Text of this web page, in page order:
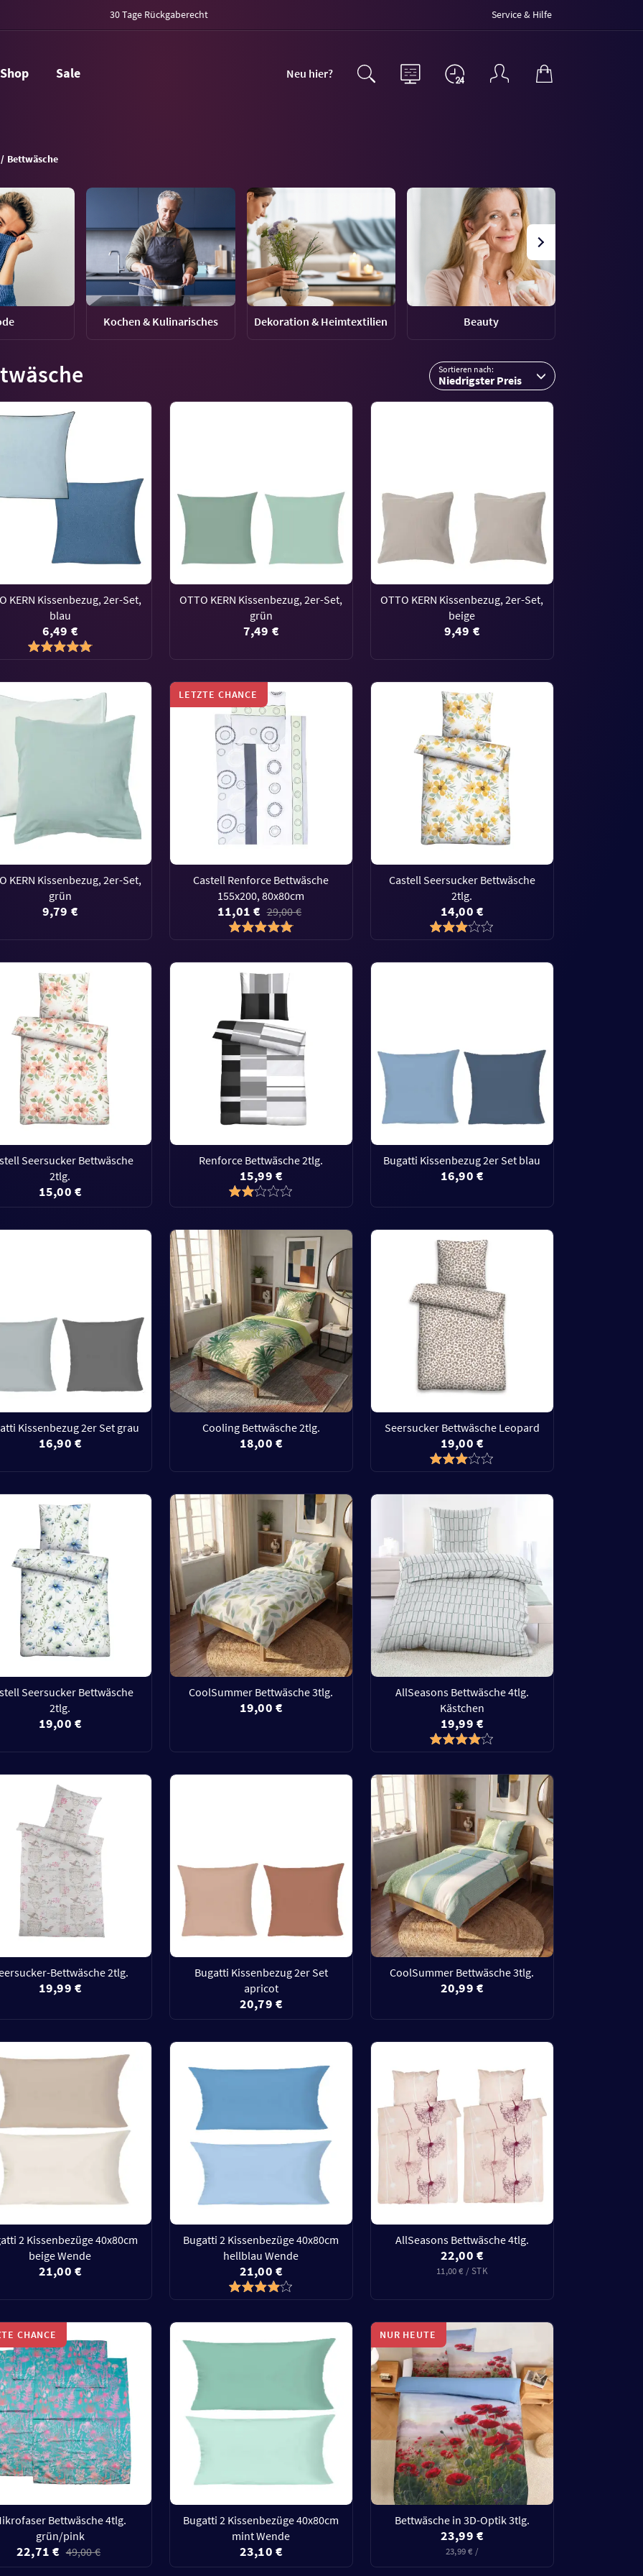
30 Tage Rückgaberecht Service & Hilfe
Shop Sale Neu hier?
Bettwäsche
Kochen & Kulinarisches Dekoration & Heimtextilien Beauty
Sortieren nach:
Niedrigster Preis
KERN Kissenbezug, 2er-Set,
blau
6,49 €
OTTO KERN Kissenbezug, 2er-Set,
grün
7,49 €
OTTO KERN Kissenbezug, 2er-Set,
beige
9,49 €
KERN Kissenbezug, 2er-Set,
grün
9,79 €
LETZTE CHANCE
Castell Renforce Bettwäsche
155x200, 80x80cm
11,01 € 29,00 €
Castell Seersucker Bettwäsche
2tlg.
14,00 €
Seersucker Bettwäsche
2tlg.
15,00 €
Renforce Bettwäsche 2tlg.
15,99 €
Bugatti Kissenbezug 2er Set blau
16,90 €
Kissenbezug 2er Set grau
16,90 €
Cooling Bettwäsche 2tlg.
18,00 €
Seersucker Bettwäsche Leopard
19,00 €
Seersucker Bettwäsche
2tlg.
19,00 €
CoolSummer Bettwäsche 3tlg.
19,00 €
AllSeasons Bettwäsche 4tlg.
Kästchen
19,99 €
Bettwäsche 2tlg.
19,99 €
Bugatti Kissenbezug 2er Set
apricot
20,79 €
CoolSummer Bettwäsche 3tlg.
20,99 €
2 Kissenbezüge 40x80cm
beige Wende
21,00 €
Bugatti 2 Kissenbezüge 40x80cm
hellblau Wende
21,00 €
AllSeasons Bettwäsche 4tlg.
22,00 €
11,00 € / STK
CHANCE
Bettwäsche 4tlg.
grün/pink
22,71 € 49,00 €
Bugatti 2 Kissenbezüge 40x80cm
mint Wende
23,10 €
NUR HEUTE
Bettwäsche in 3D-Optik 3tlg.
23,99 €
23,99 € /